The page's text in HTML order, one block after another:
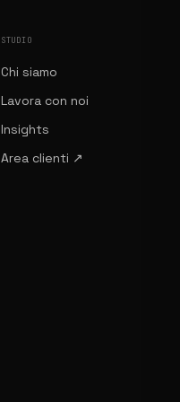
STUDIO
Chi siamo
Lavora con noi
Insights
Area clienti ↗